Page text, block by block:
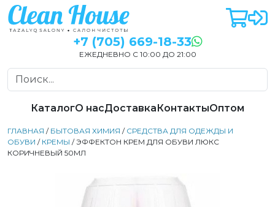
+7 (705) 669-18-33
ЕЖЕДНЕВНО С 10:00 ДО 21:00
КаталогО насДоставкаКонтактыОптом
ГЛАВНАЯ / БЫТОВАЯ ХИМИЯ / СРЕДСТВА ДЛЯ ОДЕЖДЫ И
ОБУВИ / КРЕМЫ / ЭФФЕКТОН КРЕМ ДЛЯ ОБУВИ ЛЮКС
КОРИЧНЕВЫЙ 50МЛ